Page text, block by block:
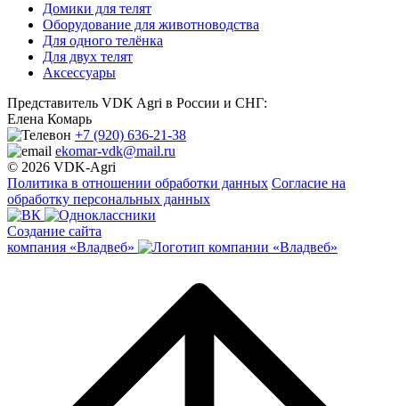
Домики для телят
Оборудование для животноводства
Для одного телёнка
Для двух телят
Аксессуары
Представитель VDK Agri в России и СНГ:
Елена Комарь
+7 (920) 636-21-38
ekomar-vdk@mail.ru
© 2026 VDK-Agri
Политика в отношении обработки данных Согласие на
обработку персональных данных
Создание сайта
компания «Владвеб»